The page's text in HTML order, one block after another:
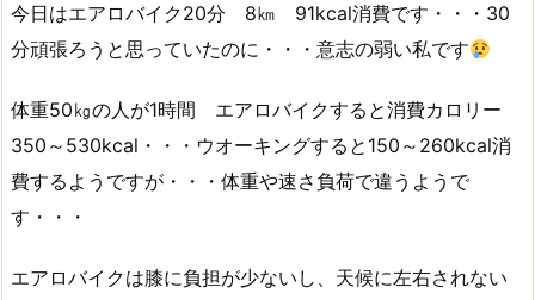
今日はエアロバイク20分 8㎞ 91kcal消費です・・・30
分頑張ろうと思っていたのに・・・意志の弱い私です
体重50㎏の人が1時間 エアロバイクすると消費カロリー
350～530kcal・・・ウオーキングすると150～260kcal消
費するようですが・・・体重や速さ負荷で違うようで
す・・・
エアロバイクは膝に負担が少ないし、天候に左右されない